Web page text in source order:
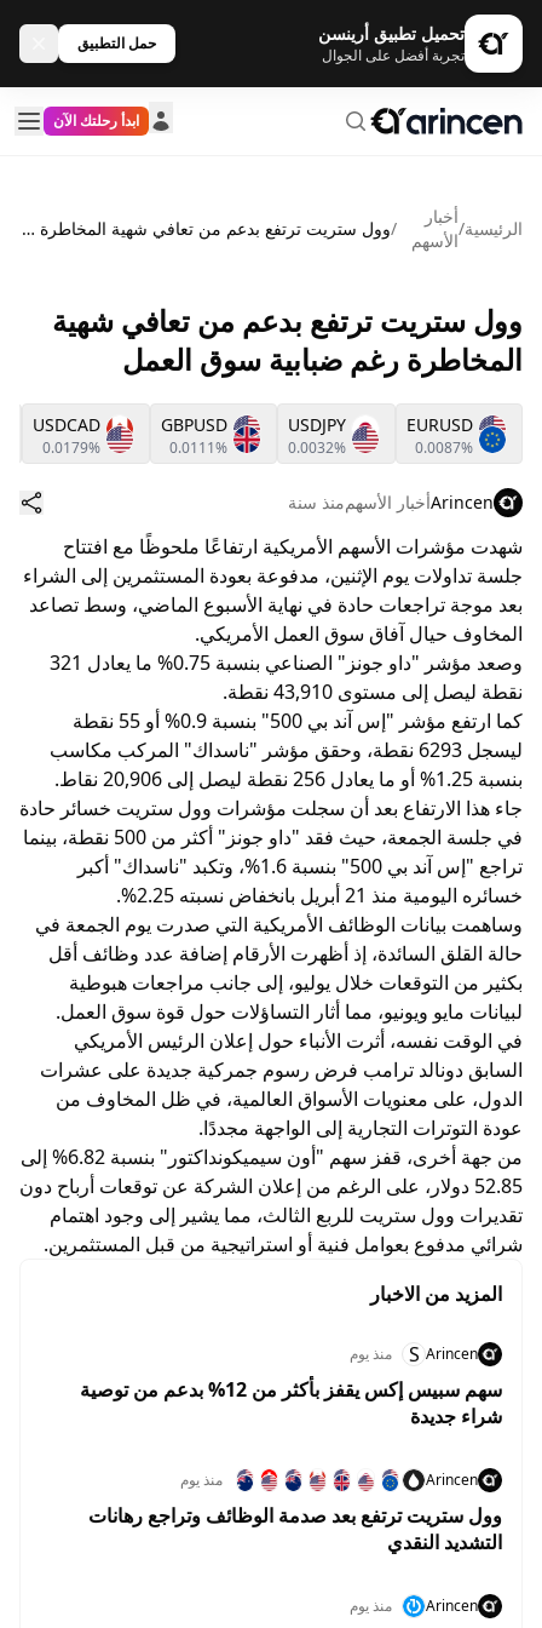
تحميل تطبيق أرينسن
تجربة أفضل على الجوال
حمل التطبيق
ابدأ رحلتك الآن
الرئيسية/
أخبار
الأسهم
/ وول ستريت ترتفع بدعم من تعافي شهية المخاطرة رغم ضبابية سوق العمل
وول ستريت ترتفع بدعم من تعافي شهية
المخاطرة رغم ضبابية سوق العمل
EURUSD
0.0087%
USDJPY
0.0032%
GBPUSD
0.0111%
USDCAD
0.0179%
Arincenأخبار الأسهممنذ سنة
شهدت مؤشرات الأسهم الأمريكية ارتفاعًا ملحوظًا مع افتتاح
جلسة تداولات يوم الإثنين، مدفوعة بعودة المستثمرين إلى الشراء
بعد موجة تراجعات حادة في نهاية الأسبوع الماضي، وسط تصاعد
المخاوف حيال آفاق سوق العمل الأمريكي.
وصعد مؤشر "داو جونز" الصناعي بنسبة 0.75% ما يعادل 321
نقطة ليصل إلى مستوى 43,910 نقطة.
كما ارتفع مؤشر "إس آند بي 500" بنسبة 0.9% أو 55 نقطة
ليسجل 6293 نقطة، وحقق مؤشر "ناسداك" المركب مكاسب
بنسبة 1.25% أو ما يعادل 256 نقطة ليصل إلى 20,906 نقاط.
جاء هذا الارتفاع بعد أن سجلت مؤشرات وول ستريت خسائر حادة
في جلسة الجمعة، حيث فقد "داو جونز" أكثر من 500 نقطة، بينما
تراجع "إس آند بي 500" بنسبة 1.6%، وتكبد "ناسداك" أكبر
خسائره اليومية منذ 21 أبريل بانخفاض نسبته 2.25%.
وساهمت بيانات الوظائف الأمريكية التي صدرت يوم الجمعة في
حالة القلق السائدة، إذ أظهرت الأرقام إضافة عدد وظائف أقل
بكثير من التوقعات خلال يوليو، إلى جانب مراجعات هبوطية
لبيانات مايو ويونيو، مما أثار التساؤلات حول قوة سوق العمل.
في الوقت نفسه، أثرت الأنباء حول إعلان الرئيس الأمريكي
السابق دونالد ترامب فرض رسوم جمركية جديدة على عشرات
الدول، على معنويات الأسواق العالمية، في ظل المخاوف من
عودة التوترات التجارية إلى الواجهة مجددًا.
من جهة أخرى، قفز سهم "أون سيميكونداكتور" بنسبة 6.82% إلى
52.85 دولار، على الرغم من إعلان الشركة عن توقعات أرباح دون
تقديرات وول ستريت للربع الثالث، مما يشير إلى وجود اهتمام
شرائي مدفوع بعوامل فنية أو استراتيجية من قبل المستثمرين.
المزيد من الاخبار
Arincen
S منذ يوم
سهم سبيس إكس يقفز بأكثر من 12% بدعم من توصية
شراء جديدة
Arincen منذ يوم
وول ستريت ترتفع بعد صدمة الوظائف وتراجع رهانات
التشديد النقدي
Arincen منذ يوم